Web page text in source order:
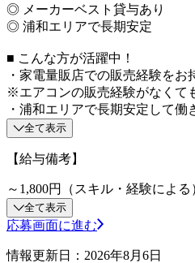
◎ メーカーベスト貸与あり
◎ 浦和エリアで長期安定
■ こんな方が活躍中！
・家電量販店での販売経験をお
※エアコンの販売経験がなくて
・浦和エリアで長期安定して働
全て表示
【給与備考】
～1,800円（スキル・経験によ
全て表示
応募画面に進む
情報更新日：2026年8月6日